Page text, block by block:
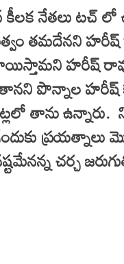
నేతలు టచ్ లో
తమదేనని హరీష్
హరీష్
పొన్నాల హరీష్
ఉన్నారు.
చర్చ